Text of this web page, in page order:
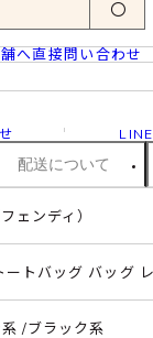
〇
へ直接問い合わせ
配送について
ェンディ）
ートバッグ バッグ
/ブラック系